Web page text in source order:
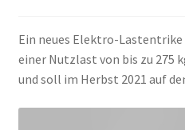
Ein neues Elektro-Lastentrike
einer Nutzlast von bis zu 275
und soll im Herbst 2021 auf